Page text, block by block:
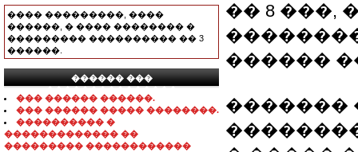
���� ���������, ����
������, � ���� �������� �
��������� ���������� �� 3
������.
������ ���
���������������
��� ������ ������.
��� ������ ����� ��������.
���������� �
������������� ��
��������� ������������
�� 8 ���,
������
�������